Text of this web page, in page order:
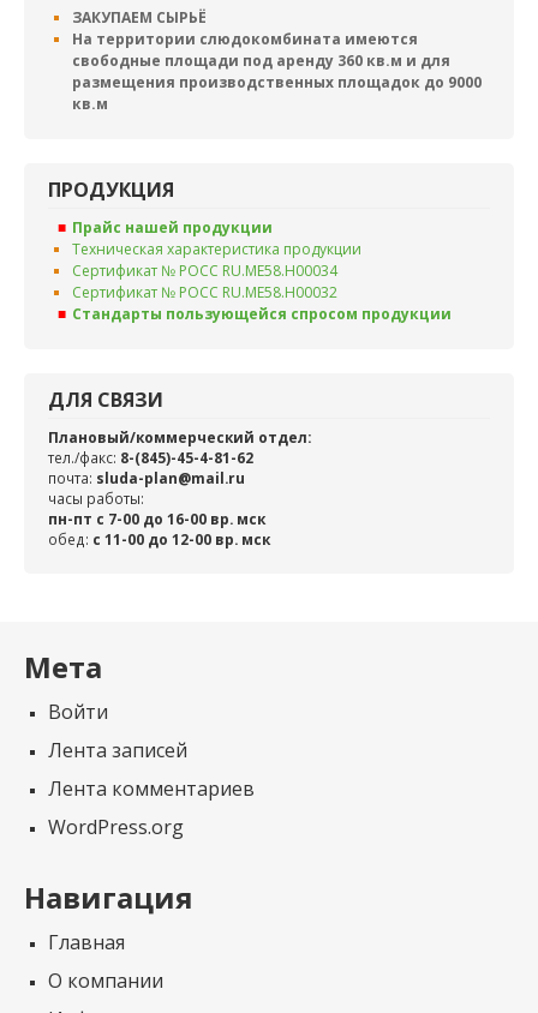
ЗАКУПАЕМ СЫРЬЁ
На территории слюдокомбината имеются
свободные площади под аренду 360 кв.м и для
размещения производственных площадок до 9000
кв.м
ПРОДУКЦИЯ
Прайс нашей продукции
Техническая характеристика продукции
Сертификат № РОСС RU.ME58.H00034
Сертификат № РОСС RU.ME58.H00032
Стандарты пользующейся спросом продукции
ДЛЯ СВЯЗИ
Плановый/коммерческий отдел:
тел./факс: 8-(845)-45-4-81-62
почта: sluda-plan@mail.ru
часы работы:
пн-пт с 7-00 до 16-00 вр. мск
обед: c 11-00 до 12-00 вр. мск
Мета
Войти
Лента записей
Лента комментариев
WordPress.org
Навигация
Главная
О компании